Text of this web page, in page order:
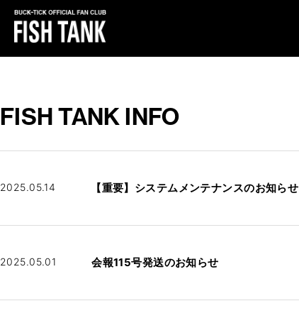
FISH TANK INFO
2025.05.14 【重要】システムメンテナンスのお知らせ
2025.05.01 会報115号発送のお知らせ